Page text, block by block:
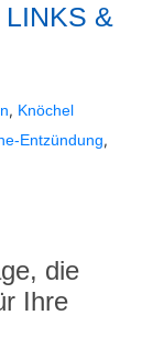
LINKS &
, Knöchel
Entzündung,
die
Ihre